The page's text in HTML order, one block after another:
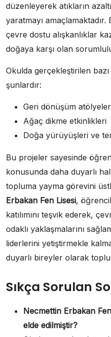
düzenleyerek atıkların
yaratmayı
çevre dostu alışkanlıklar
doğaya karşı olan
Okulda gerçekleştirilen
şunlardır:
Geri dönüşüm
Ağaç dikme etkinlikleri
Doğa yürüyüşleri ve
Bu projeler sayesinde
konusunda daha duyarlı
topluma yayma görevini
Erbakan Fen Lisesi,
katılımını teşvik ederek,
odaklı yaklaşmalarını
liderlerini yetiştirmekle
duyarlı bireyler olarak
Sıkça Sorulan
Necmettin Erbakan
elde edilmiştir?